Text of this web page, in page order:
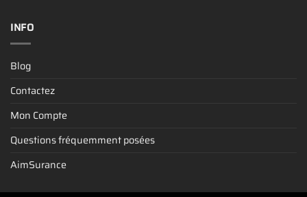
INFO
Blog
Contactez
Mon Compte
Questions fréquemment posées
AimSurance